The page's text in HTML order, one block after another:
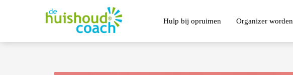
Hulp bij opruimen Organizer worden